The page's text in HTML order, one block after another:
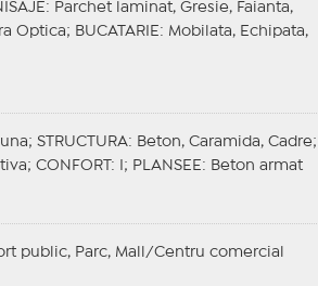
: Parchet laminat, Gresie, Faianta,
Optica; BUCATARIE : Mobilata, Echipata,
STRUCTURA: Beton, Caramida, Cadre;
CONFORT : I; PLANSEE : Beton armat
public, Parc, Mall/Centru comercial